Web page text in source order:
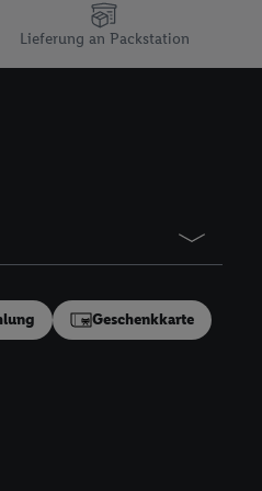
Lieferung an Packstation
Geschenkkarte